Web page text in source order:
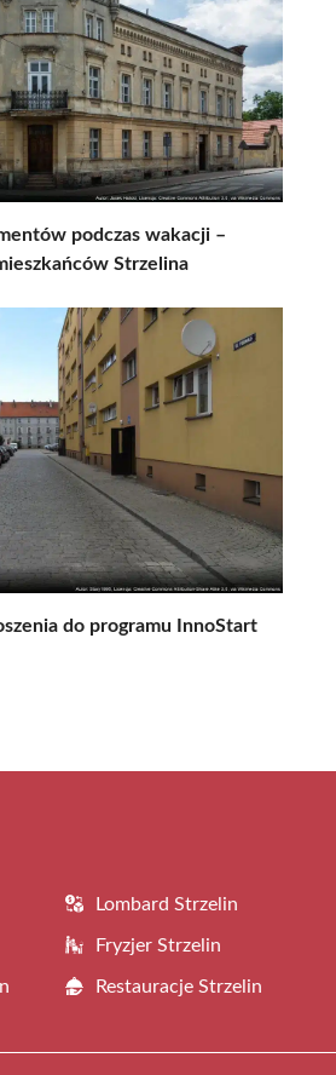
podczas wakacji –
Strzelina
do programu InnoStart
Lombard Strzelin
Fryzjer Strzelin
Restauracje Strzelin